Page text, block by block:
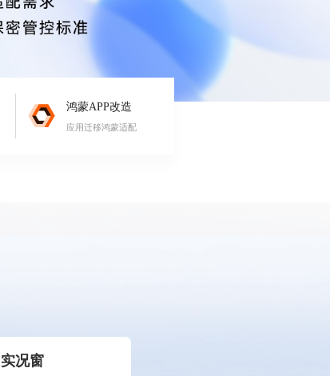
鸿蒙APP改造
应用迁移鸿蒙适配
实况窗